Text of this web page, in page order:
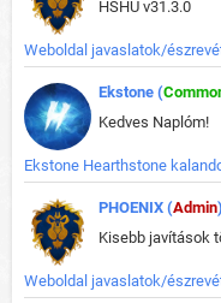
HSHU v31.3.0
Weboldal javaslatok/
Ekstone (
Kedves Naplóm!
Ekstone Hearthstone
PHOENIX (Admin)
Kisebb javítások
Weboldal javaslatok/